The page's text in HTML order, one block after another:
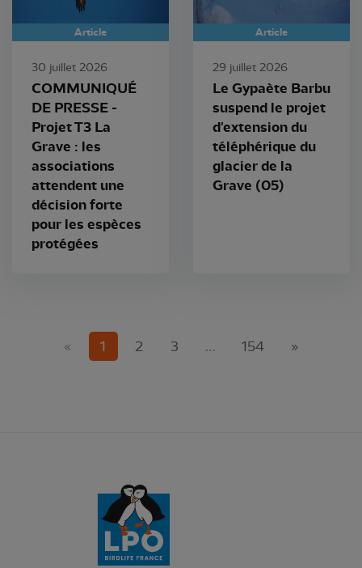
Article
30 juillet 2026
COMMUNIQUÉ
DE PRESSE -
Projet T3 La
Grave : les
associations
attendent une
décision forte
pour les espèces
protégées
Article
29 juillet 2026
Le Gypaète Barbu
suspend le projet
d'extension du
téléphérique du
glacier de la
Grave (05)
« 1 (current)
2 3 … 154 »